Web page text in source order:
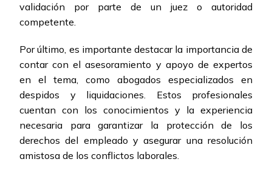
validación por parte de un juez o autoridad
competente.
Por último, es importante destacar la importancia de
contar con el asesoramiento y apoyo de expertos
en el tema, como abogados especializados en
despidos y liquidaciones. Estos profesionales
cuentan con los conocimientos y la experiencia
necesaria para garantizar la protección de los
derechos del empleado y asegurar una resolución
amistosa de los conflictos laborales.